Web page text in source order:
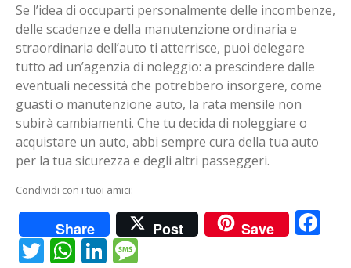
Se l’idea di occuparti personalmente delle incombenze,
delle scadenze e della manutenzione ordinaria e
straordinaria dell’auto ti atterrisce, puoi delegare
tutto ad un’agenzia di noleggio: a prescindere dalle
eventuali necessità che potrebbero insorgere, come
guasti o manutenzione auto, la rata mensile non
subirà cambiamenti. Che tu decida di noleggiare o
acquistare un auto, abbi sempre cura della tua auto
per la tua sicurezza e degli altri passeggeri.
Condividi con i tuoi amici:
Share Post Save
Twitter
WhatsApp
LinkedIn